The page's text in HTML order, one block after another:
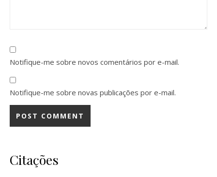
Notifique-me sobre novos comentários por e-mail.
Notifique-me sobre novas publicações por e-mail.
Citações